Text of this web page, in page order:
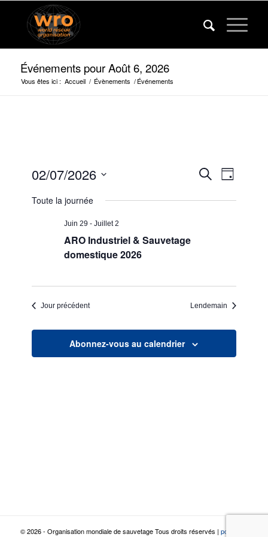
Événements pour Août 6, 2026
Vous êtes ici : Accueil / Évènements / Événements
Recherche
Vues
Jour
02/07/2026
la
Toute la journée
Juin 29 -Juillet 2
ARO Industriel & Sauvetage
domestique 2026
Jour précédent Lendemain
Abonnez-vous au calendrier
© 2026 - Organisation mondiale de sauvetage Tous droits réservés | politique